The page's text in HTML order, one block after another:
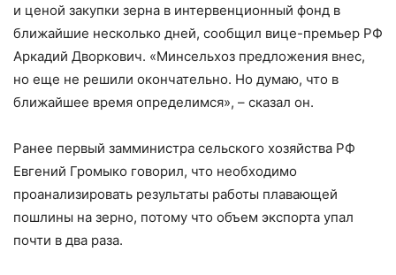
и ценой закупки зерна в интервенционный фонд в
ближайшие несколько дней, сообщил вице-премьер РФ
Аркадий Дворкович. «Минсельхоз предложения внес,
но еще не решили окончательно. Но думаю, что в
ближайшее время определимся», – сказал он.
Ранее первый замминистра сельского хозяйства РФ
Евгений Громыко говорил, что необходимо
проанализировать результаты работы плавающей
пошлины на зерно, потому что объем экспорта упал
почти в два раза.